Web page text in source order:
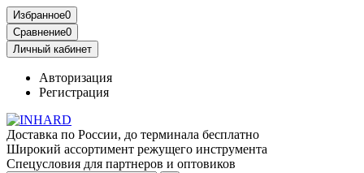
Избранное0
Сравнение0
Личный кабинет
Авторизация
Регистрация
Доставка по России, до терминала бесплатно
Широкий ассортимент режущего инструмента
Спецусловия для партнеров и оптовиков